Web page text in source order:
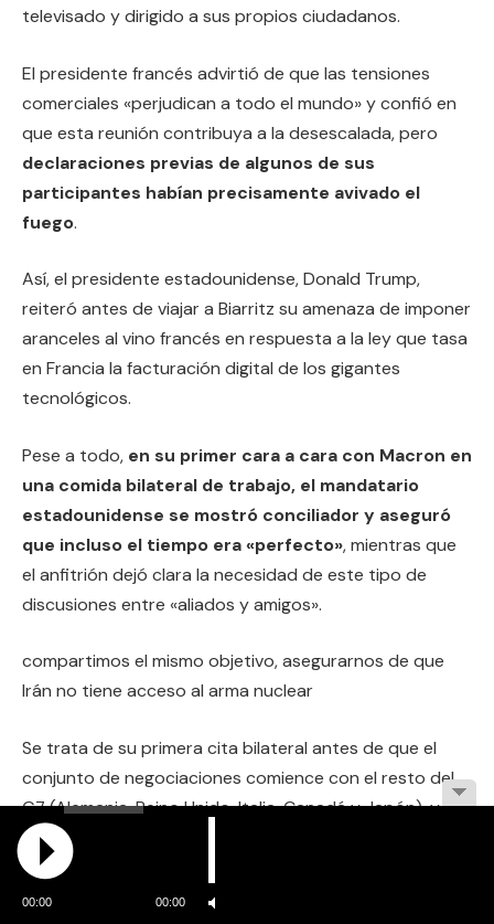
televisado y dirigido a sus propios ciudadanos.
El presidente francés advirtió de que las tensiones
comerciales «perjudican a todo el mundo» y confió en
que esta reunión contribuya a la desescalada, pero
declaraciones previas de algunos de sus
participantes habían precisamente avivado el
fuego.
Así, el presidente estadounidense, Donald Trump,
reiteró antes de viajar a Biarritz su amenaza de imponer
aranceles al vino francés en respuesta a la ley que tasa
en Francia la facturación digital de los gigantes
tecnológicos.
Pese a todo, en su primer cara a cara con Macron en
una comida bilateral de trabajo, el mandatario
estadounidense se mostró conciliador y aseguró
que incluso el tiempo era «perfecto», mientras que
el anfitrión dejó clara la necesidad de este tipo de
discusiones entre «aliados y amigos».
compartimos el mismo objetivo, asegurarnos de que
Irán no tiene acceso al arma nuclear
Se trata de su primera cita bilateral antes de que el
conjunto de negociaciones comience con el resto del
G7 (Alemania, Reino Unido, Italia, Canadá y Japón), y
sirvió para que ambos tomaran el pulso a sus
respectivas posturas.
00:00 00:00